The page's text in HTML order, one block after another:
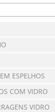
ESPELHOS
COM VIDRO
VIDRO